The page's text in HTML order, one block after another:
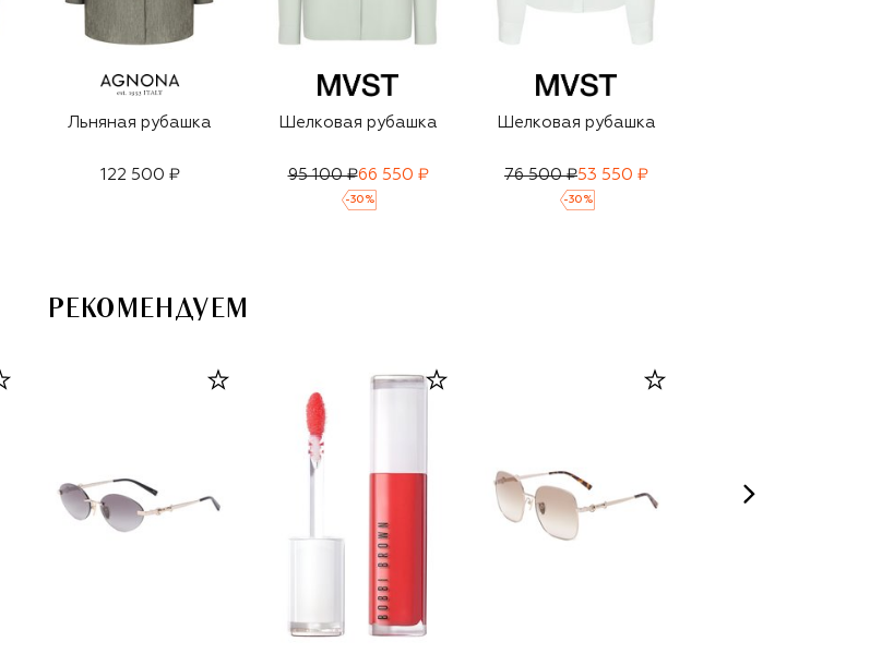
Льняная рубашка
122 500 ₽
Шелковая рубашка
95 100 ₽66 550 ₽
-30 %
Шелковая рубашка
76 500 ₽53 550 ₽
-30 %
РЕКОМЕНДУЕМ